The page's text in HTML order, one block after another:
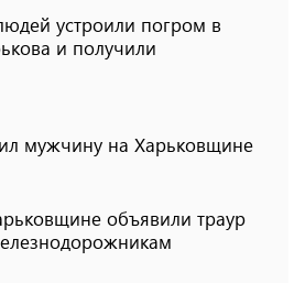
устроили погром в
и получили
мужчину на Харьковщине
объявили траур